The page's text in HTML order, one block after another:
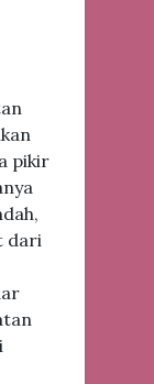
pikir
dari